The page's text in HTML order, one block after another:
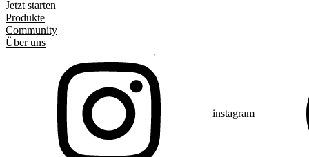
Jetzt starten
Produkte
Community
Über uns
instagram